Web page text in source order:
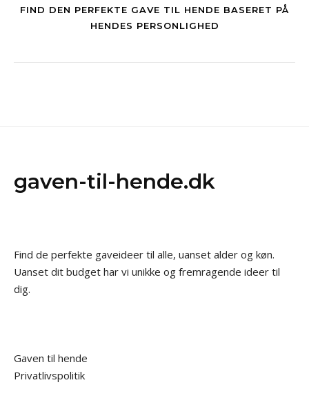
FIND DEN PERFEKTE GAVE TIL HENDE BASERET PÅ
HENDES PERSONLIGHED
gaven-til-hende.dk
Find de perfekte gaveideer til alle, uanset alder og køn.
Uanset dit budget har vi unikke og fremragende ideer til
dig.
Gaven til hende
Privatlivspolitik